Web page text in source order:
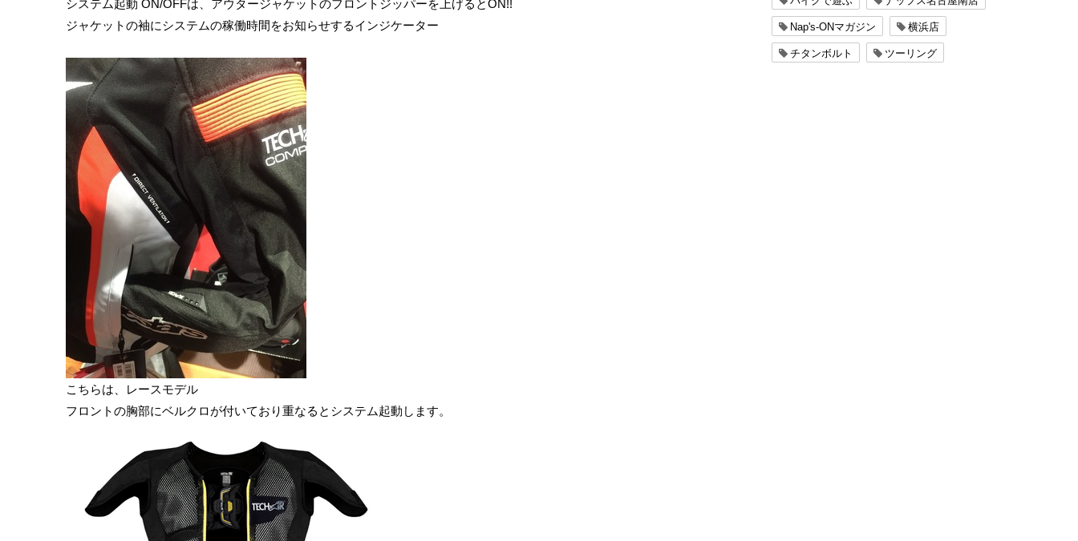
システム起動 ON/OFFは、アウタージャケットのフロントジッパーを上げるとON!!
ジャケットの袖にシステムの稼働時間をお知らせするインジケーター
こちらは、レースモデル
フロントの胸部にベルクロが付いており重なるとシステム起動します。
Nap's-ONマガジン 横浜店
チタンボルト ツーリング